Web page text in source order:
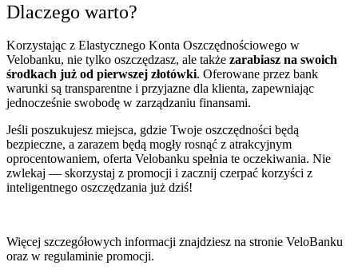
Dlaczego warto?
Korzystając z Elastycznego Konta Oszczędnościowego w
Velobanku, nie tylko oszczędzasz, ale także zarabiasz na swoich
środkach już od pierwszej złotówki. Oferowane przez bank
warunki są transparentne i przyjazne dla klienta, zapewniając
jednocześnie swobodę w zarządzaniu finansami.
Jeśli poszukujesz miejsca, gdzie Twoje oszczędności będą
bezpieczne, a zarazem będą mogły rosnąć z atrakcyjnym
oprocentowaniem, oferta Velobanku spełnia te oczekiwania. Nie
zwlekaj — skorzystaj z promocji i zacznij czerpać korzyści z
inteligentnego oszczędzania już dziś!
Więcej szczegółowych informacji znajdziesz na stronie VeloBanku
oraz w regulaminie promocji.